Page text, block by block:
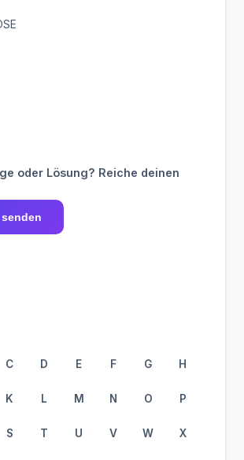
oder Lösung? Reiche deinen
Vorschlag senden
C D E F G H
K L M N O P
S T U V W X